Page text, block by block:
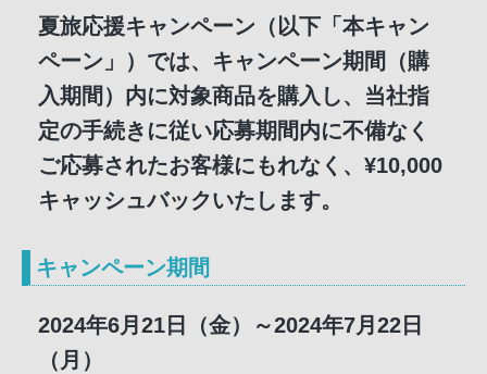
夏旅応援キャンペーン（以下「本キャン
ペーン」）では、キャンペーン期間（購
入期間）内に対象商品を購入し、当社指
定の手続きに従い応募期間内に不備なく
ご応募されたお客様にもれなく、¥10,000
キャッシュバックいたします。
キャンペーン期間
2024年6月21日（金）～2024年7月22日
（月）